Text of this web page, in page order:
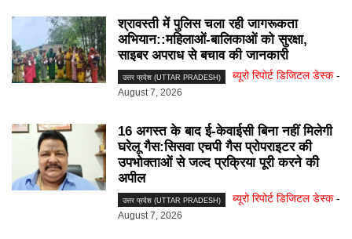
श्रावस्ती में पुलिस चला रही जागरूकता
अभियान::महिलाओं-बालिकाओं को सुरक्षा,
साइबर अपराध से बचाव की जानकारी
उत्तर प्रदेश (UTTAR PRADESH) ब्यूरो रिपोर्ट डिजिटल डेस्क -
August 7, 2026
16 अगस्त के बाद ई-केवाईसी बिना नहीं मिलेगी
घरेलू गैस:सिसवा एचपी गैस प्रोपराइटर की
उपभोक्ताओं से जल्द प्रक्रिया पूरी करने की
अपील
उत्तर प्रदेश (UTTAR PRADESH) ब्यूरो रिपोर्ट डिजिटल डेस्क -
August 7, 2026